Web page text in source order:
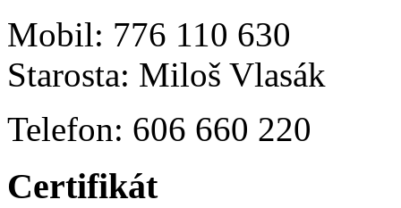
Mobil: 776 110 630
Starosta: Miloš Vlasák
Telefon: 606 660 220
Certifikát